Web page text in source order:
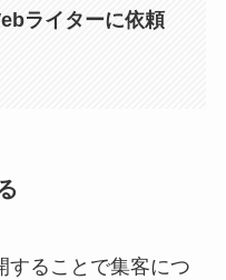
ライターに依頼
することで集客につ